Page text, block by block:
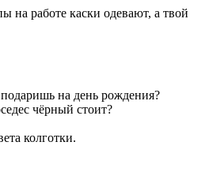
на работе каски одевают, а твой
на день рождения?
чёрный стоит?
колготки.